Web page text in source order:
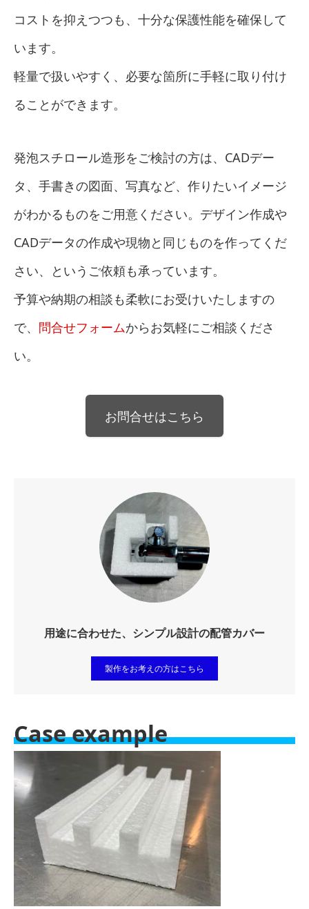
コストを抑えつつも、十分な保護性能を確保して
います。
軽量で扱いやすく、必要な箇所に手軽に取り付け
ることができます。
発泡スチロール造形をご検討の方は、CADデー
タ、手書きの図面、写真など、作りたいイメージ
がわかるものをご用意ください。デザイン作成や
CADデータの作成や現物と同じものを作ってくだ
さい、というご依頼も承っています。
予算や納期の相談も柔軟にお受けいたしますの
で、 問合せフォームからお気軽にご相談くださ
い。
お問合せはこちら
用途に合わせた、シンプル設計の配管カバー
製作をお考えの方はこちら
Case example